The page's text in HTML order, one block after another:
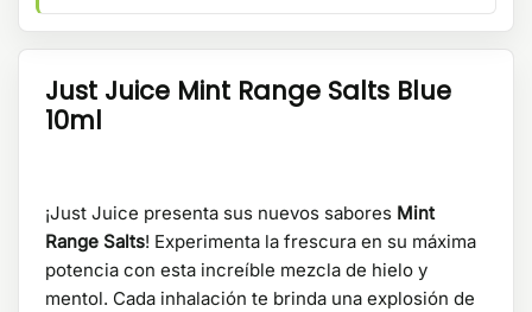
Just Juice Mint Range Salts Blue
10ml
¡Just Juice presenta sus nuevos sabores Mint
Range Salts! Experimenta la frescura en su máxima
potencia con esta increíble mezcla de hielo y
mentol. Cada inhalación te brinda una explosión de